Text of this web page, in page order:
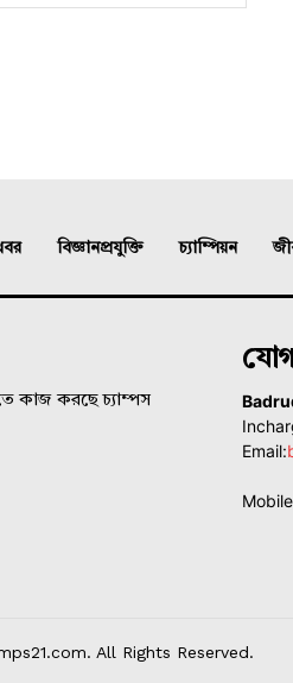
বিজ্ঞানপ্রযুক্তি চ্যাম্পিয়ন
কাজ করছে চ্যাম্পস
Email:
All Rights Reserved.